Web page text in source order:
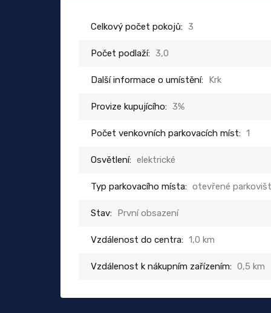
Celkový počet pokojů: 3
Počet podlaží: 3,0
Další informace o umístění: Krk
Provize kupujícího: 3%
Počet venkovních parkovacích míst: 1
Osvětlení: elektrické
Typ parkovacího místa: otevřené
Stav: První obsazení
Vzdálenost do centra: 1,0 km
Vzdálenost k nákupním zařízením: 0,5 km